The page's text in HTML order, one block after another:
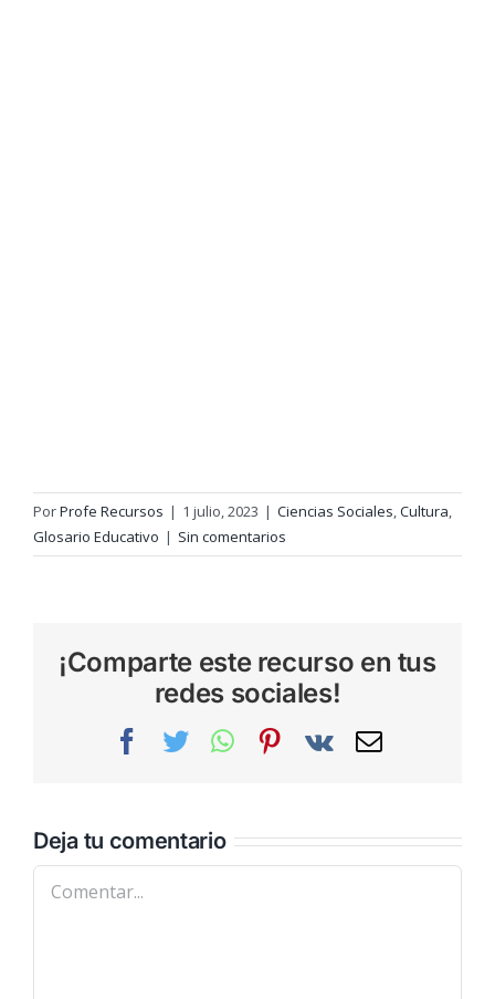
PorProfe Recursos | 1 julio, 2023 | Ciencias Sociales,Cultura,
Glosario Educativo | Sin comentarios
¡Comparte este recurso en tus
redes sociales!
Facebook
TwitterWhatsAppPinterest
Vk
Correo
Deja tu comentario
Comentar